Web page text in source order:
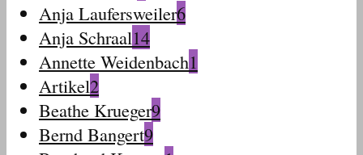
Anja Laufersweiler6
Anja Schraal14
Annette Weidenbach1
Artikel2
Beathe Krueger9
Bernd Bangert9